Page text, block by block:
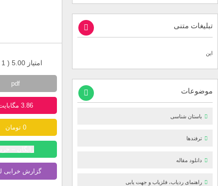
امتیاز 5.00 ( 1
pdf
3.86 مگابایت
0 تومان
گزارش خرابی
تبلیغات متنی
این
موضوعات
باستان شناسی
ترفندها
دانلود مقاله
راهنمای ردیاب، فلزیاب و جهت یابی